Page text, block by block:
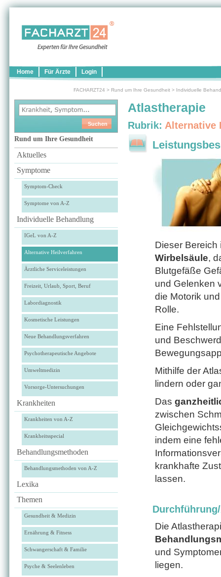
Home Für Ärzte Login
FACHARZT24 > Rund um Ihre Gesundheit > Individuelle
Rund um Ihre Gesundheit
Aktuelles
Symptome
Symptom-Check
Symptome von A-Z
Individuelle Behandlung
IGeL von A-Z
Alternative Heilverfahren
Ärztliche Serviceleistungen
Freizeit, Urlaub, Sport, Beruf
Labordiagnostik
Kosmetische Leistungen
Neue Behandlungsverfahren
Psychotherapeutische Angebote
Umweltmedizin
Vorsorge-Untersuchungen
Krankheiten
Krankheiten von A-Z
Krankheitsspecial
Behandlungsmethoden
Behandlungsmethoden von A-Z
Lexika
Themen
Gesundheit & Medizin
Ernährung & Fitness
Schwangerschaft & Familie
Psyche & Seelenleben
Atlastherapie
Rubrik: Alternative
Dieser
Wirbelsäule,
Blutgefäße
und Gelenken
die Motorik
Rolle.
Eine
und
Mithilfe der
lindern oder
Das
zwischen
indem eine
krankhafte
lassen.
Die
und
liegen.